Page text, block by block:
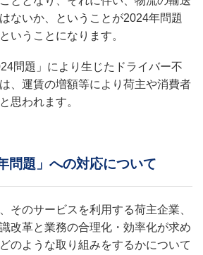
ないか、ということが2024年問題
いうことになります。
問題」により生じたドライバー不
、運賃の増額等により荷主や消費者
思われます。
問題」への対応について
そのサービスを利用する荷主企業、
改革と業務の合理化・効率化が求め
のような取り組みをするかについて